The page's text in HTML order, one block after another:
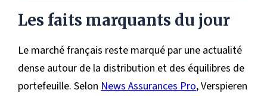
Les faits marquants du jour
Le marché français reste marqué par une actualité
dense autour de la distribution et des équilibres de
portefeuille. Selon News Assurances Pro, Verspieren